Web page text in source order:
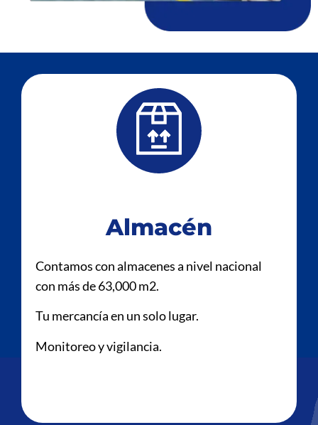
Almacén
Contamos con almacenes a nivel nacional
con más de 63,000 m2.
Tu mercancía en un solo lugar.
Monitoreo y vigilancia.